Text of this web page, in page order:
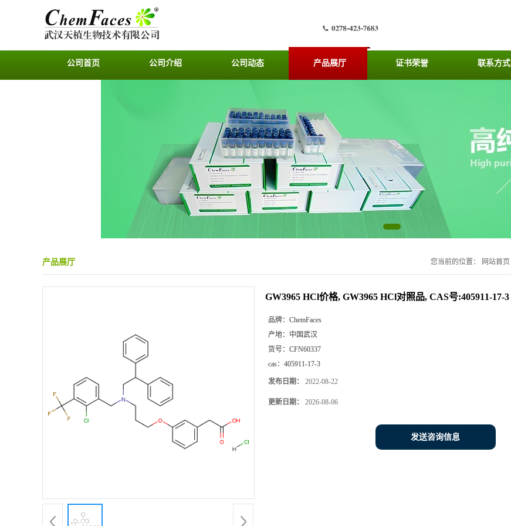
公司首页 公司介绍 公司动态 产品展厅 证书荣誉 联系方式
产品展厅 您当前的位置： 网站首页
GW3965 HCl价格, GW3965 HCl对照品, CAS号:405911-17-3
品牌： ChemFaces
产地： 中国武汉
货号： CFN60337
cas： 405911-17-3
发布日期： 2022-08-22
更新日期： 2026-08-06
发送咨询信息